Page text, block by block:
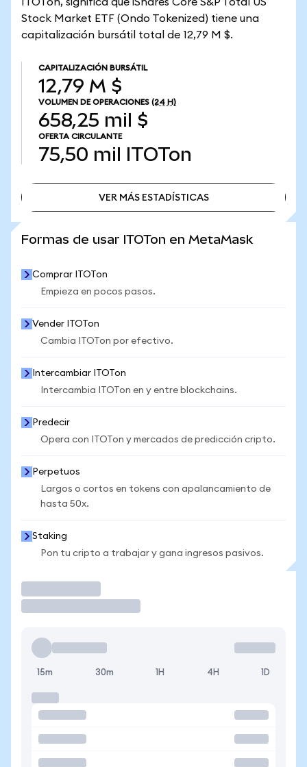
Stock Market ETF (Ondo Tokenized) tiene una
capitalización bursátil total de 12,79 M $.
CAPITALIZACIÓN BURSÁTIL
12,79 M $
VOLUMEN DE OPERACIONES (24 H)
658,25 mil $
OFERTA CIRCULANTE
75,50 mil ITOTon
VER MÁS ESTADÍSTICAS
Formas de usar ITOTon en MetaMask
Comprar ITOTon
Empieza en pocos pasos.
Vender ITOTon
Cambia ITOTon por efectivo.
Intercambiar ITOTon
Intercambia ITOTon en y entre blockchains.
Predecir
Opera con ITOTon y mercados de predicción cripto.
Perpetuos
Largos o cortos en tokens con apalancamiento de
hasta 50x.
Staking
Pon tu cripto a trabajar y gana ingresos pasivos.
15m 30m 1H 4H 1D